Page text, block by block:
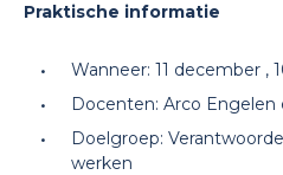
Praktische informatie
Wanneer: 11 december ,
Docenten: Arco Engelen
Doelgroep:
werken